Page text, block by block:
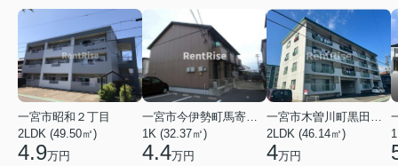
一宮市昭和２丁目
2LDK (49.50㎡)
4.9万円
一宮市今伊勢町馬寄字福塚前
1K (32.37㎡)
4.4万円
一宮市木曽川町黒田五ノ通り
2LDK (46.14㎡)
4万円